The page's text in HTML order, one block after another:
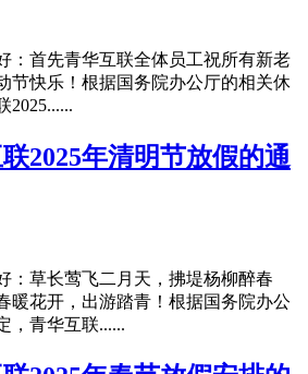
：首先青华互联全体员工祝所有新老
节快乐！根据国务院办公厅的相关休
2025......
2025年清明节放假的通
：草长莺飞二月天，拂堤杨柳醉春
暖花开，出游踏青！根据国务院办公
，青华互联......